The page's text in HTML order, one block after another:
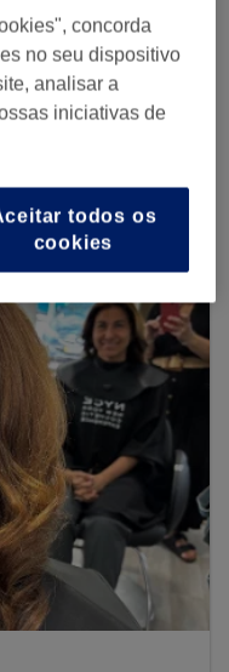
concorda
no seu dispositivo
analisar a
iniciativas de
todos os
cookies